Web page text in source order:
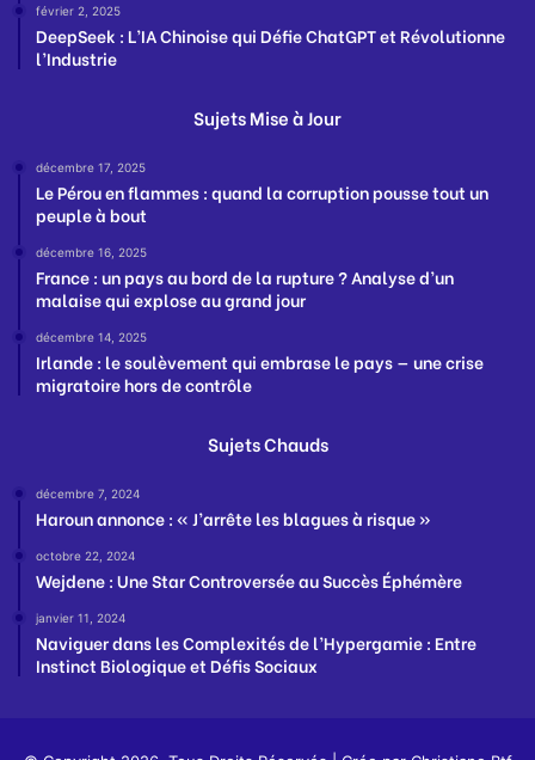
février 2, 2025
DeepSeek : L’IA Chinoise qui Défie ChatGPT et Révolutionne
l’Industrie
Sujets Mise à Jour
décembre 17, 2025
Le Pérou en flammes : quand la corruption pousse tout un
peuple à bout
décembre 16, 2025
France : un pays au bord de la rupture ? Analyse d’un
malaise qui explose au grand jour
décembre 14, 2025
Irlande : le soulèvement qui embrase le pays — une crise
migratoire hors de contrôle
Sujets Chauds
décembre 7, 2024
Haroun annonce : « J’arrête les blagues à risque »
octobre 22, 2024
Wejdene : Une Star Controversée au Succès Éphémère
janvier 11, 2024
Naviguer dans les Complexités de l’Hypergamie : Entre
Instinct Biologique et Défis Sociaux